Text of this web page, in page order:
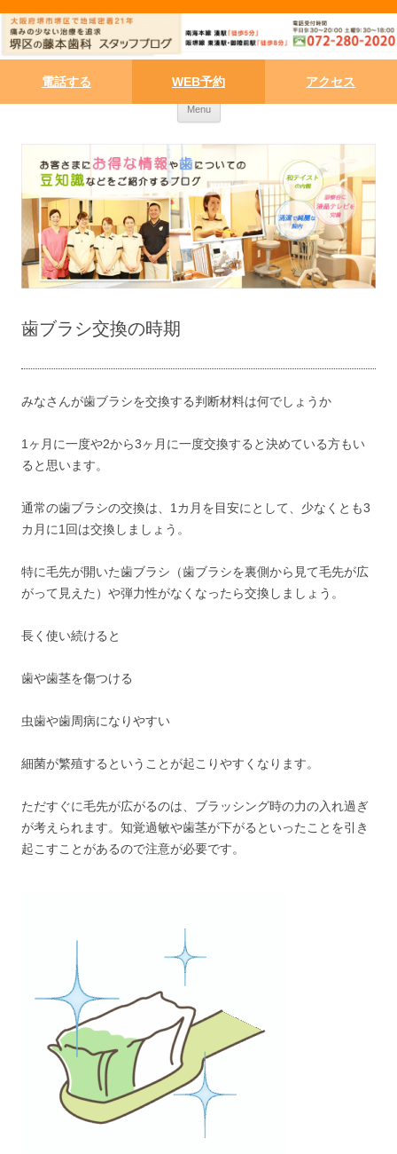
電話する WEB予約 アクセス
Menu Skip to content
歯ブラシ交換の時期
みなさんが歯ブラシを交換する判断材料は何でしょうか
1ヶ月に一度や2から3ヶ月に一度交換すると決めている方もい
ると思います。
通常の歯ブラシの交換は、1カ月を目安にとして、少なくとも3
カ月に1回は交換しましょう。
特に毛先が開いた歯ブラシ（歯ブラシを裏側から見て毛先が広
がって見えた）や弾力性がなくなったら交換しましょう。
長く使い続けると
歯や歯茎を傷つける
虫歯や歯周病になりやすい
細菌が繁殖するということが起こりやすくなります。
ただすぐに毛先が広がるのは、ブラッシング時の力の入れ過ぎ
が考えられます。知覚過敏や歯茎が下がるといったことを引き
起こすことがあるので注意が必要です。